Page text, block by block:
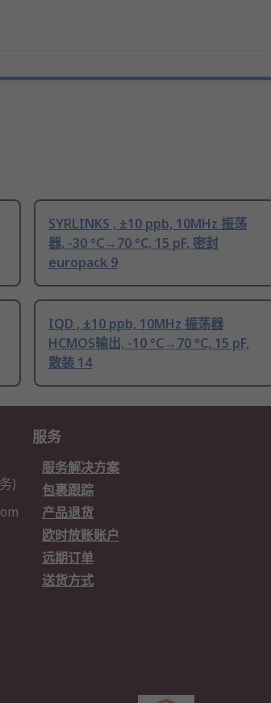
SYRLINKS , ±10 ppb, 10MHz 振荡
器, -30 °C→70 °C, 15 pF, 密封
europack 9
IQD , ±10 ppb, 10MHz 振荡器
HCMOS输出, -10 °C→70 °C, 15 pF,
散装 14
)
服务
服务解决方案
包裹跟踪
产品退货
欧时放账账户
远期订单
送货方式